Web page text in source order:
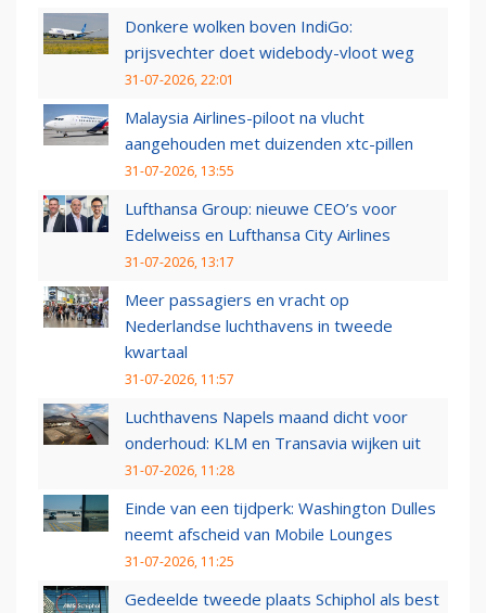
Donkere wolken boven IndiGo:
prijsvechter doet widebody-vloot weg
31-07-2026, 22:01
Malaysia Airlines-piloot na vlucht
aangehouden met duizenden xtc-pillen
31-07-2026, 13:55
Lufthansa Group: nieuwe CEO’s voor
Edelweiss en Lufthansa City Airlines
31-07-2026, 13:17
Meer passagiers en vracht op
Nederlandse luchthavens in tweede
kwartaal
31-07-2026, 11:57
Luchthavens Napels maand dicht voor
onderhoud: KLM en Transavia wijken uit
31-07-2026, 11:28
Einde van een tijdperk: Washington Dulles
neemt afscheid van Mobile Lounges
31-07-2026, 11:25
Gedeelde tweede plaats Schiphol als best